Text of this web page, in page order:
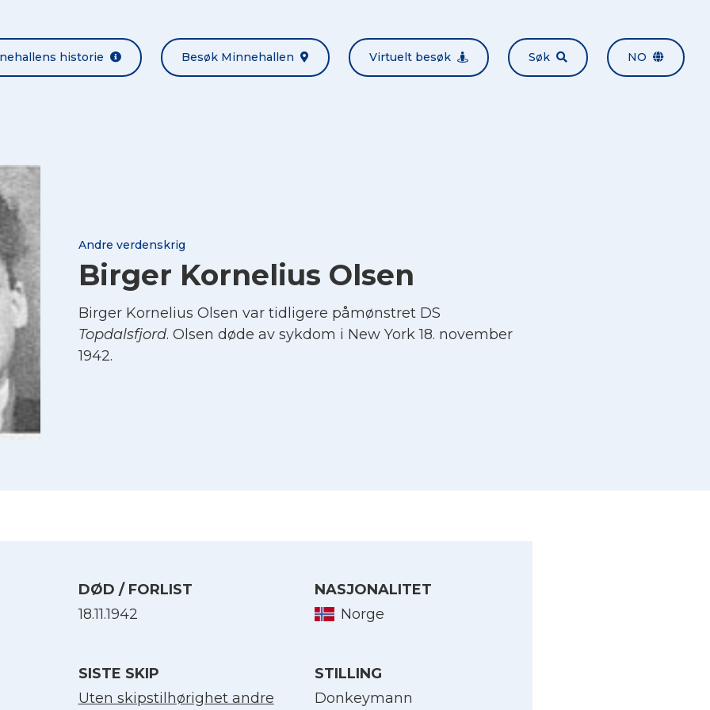
historie Besøk Minnehallen Virtuelt besøk Søk NO
Andre verdenskrig
Birger Kornelius Olsen
Birger Kornelius Olsen var tidligere påmønstret DS
Topdalsfjord. Olsen døde av sykdom i New York 18. november
1942.
DØD / FORLIST
18.11.1942
NASJONALITET
Norge
SISTE SKIP
Uten skipstilhørighet andre
STILLING
Donkeymann
English